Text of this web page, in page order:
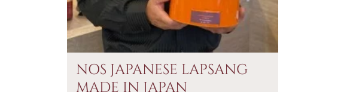
NOS JAPANESE LAPSANG
MADE IN JAPAN